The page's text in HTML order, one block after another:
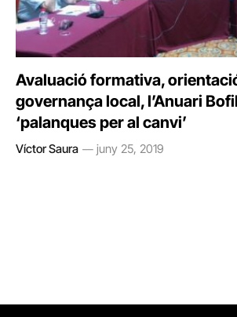
Avaluació formativa,
governança local, l’Anuari
‘palanques per al canvi’
Víctor Saura juny 25, 2019